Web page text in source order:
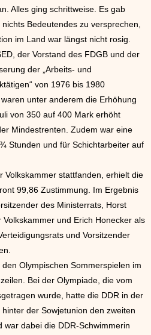
Alles ging schrittweise. Es gab
Bedeutendes zu versprechen,
im Land war längst nicht rosig.
der Vorstand des FDGB und der
der „Arbeits- und
von 1976 bis 1980
unter anderem die Erhöhung
von 350 auf 400 Mark erhöht
Mindestrenten. Zudem war eine
Stunden und für Schichtarbeiter auf
Volkskammer stattfanden, erhielt die
99,86 Zustimmung. Im Ergebnis
des Ministerrats, Horst
und Erich Honecker als
und Vorsitzender
Olympischen Sommerspielen im
Bei der Olympiade, die vom
wurde, hatte die DDR in der
der Sowjetunion den zweiten
war dabei die DDR-Schwimmerin